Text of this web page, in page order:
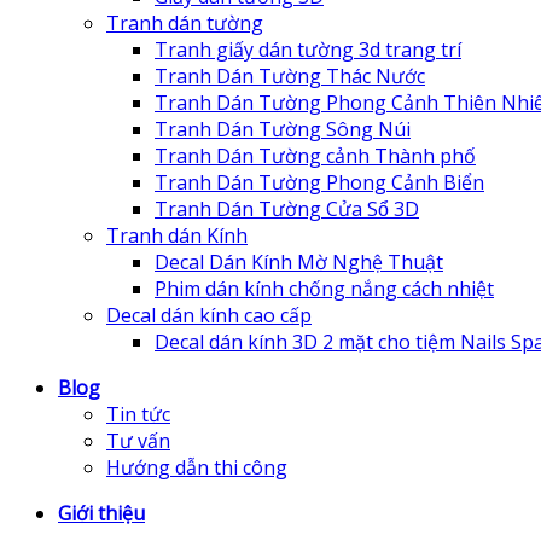
Tranh dán tường
Tranh giấy dán tường 3d trang trí
Tranh Dán Tường Thác Nước
Tranh Dán Tường Phong Cảnh Thiên
Tranh Dán Tường Sông Núi
Tranh Dán Tường cảnh Thành phố
Tranh Dán Tường Phong Cảnh Biển
Tranh Dán Tường Cửa Sổ 3D
Tranh dán Kính
Decal Dán Kính Mờ Nghệ Thuật
Phim dán kính chống nắng cách nhiệt
Decal dán kính cao cấp
Decal dán kính 3D 2 mặt cho tiệm Nails
Blog
Tin tức
Tư vấn
Hướng dẫn thi công
Giới thiệu